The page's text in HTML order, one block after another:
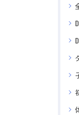
公式ラジオ番組
ジオのこと、先
公式ラジオ番組
ジオのこと、先